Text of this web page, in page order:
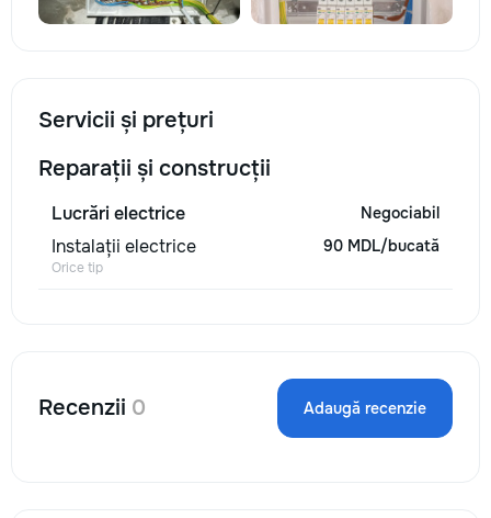
Servicii și prețuri
Reparații și construcții
Lucrări electrice Negociabil
Instalații electrice
Orice tip
90 MDL/bucată
Recenzii 0 Adaugă recenzie